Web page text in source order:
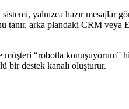
yalnızca hazır mesajlar
tanır, arka plandaki CRM veya
“robotla konuşuyorum”
bir destek kanalı oluşturur.